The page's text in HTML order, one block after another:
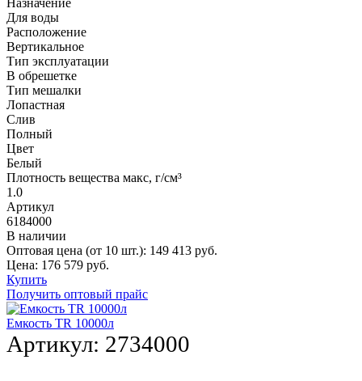
Назначение
Для воды
Расположение
Вертикальное
Тип эксплуатации
В обрешетке
Тип мешалки
Лопастная
Слив
Полный
Цвет
Белый
Плотность вещества макс, г/см³
1.0
Артикул
6184000
В наличии
Оптовая цена (от 10 шт.): 149 413 руб.
Цена: 176 579 руб.
Купить
Получить оптовый прайс
Емкость TR 10000л
Артикул: 2734000